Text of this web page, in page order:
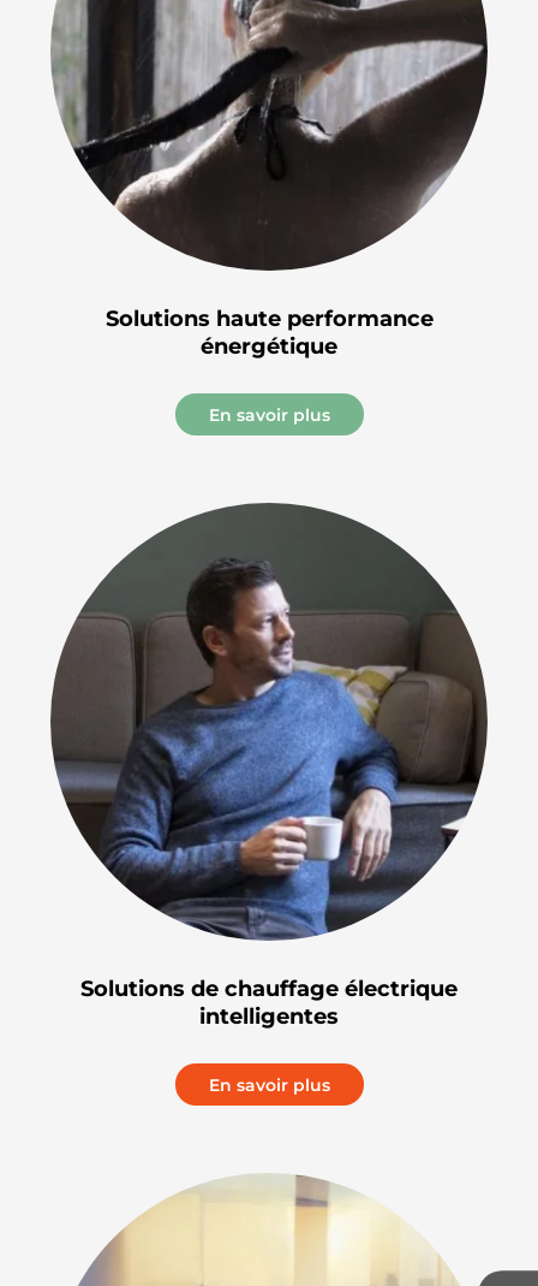
Solutions haute performance
énergétique
En savoir plus
Solutions de chauffage électrique
intelligentes
En savoir plus